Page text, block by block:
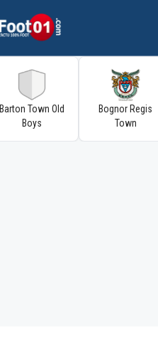
Barton Town Old
Boys
Bognor Regis
Town